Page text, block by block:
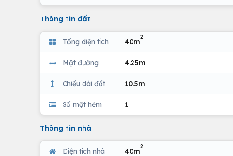
Thông tin đất
Tổng diện tích 40m
2
Mặt đường 4.25m
Chiều dài đất 10.5m
Số mặt hẻm 1
Thông tin nhà
Diện tích nhà 40m
2